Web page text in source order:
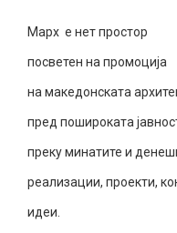
Марх е нет простор
посветен на промоција
на македонската
пред пошироката
преку минатите и
реализации, проекти,
идеи.